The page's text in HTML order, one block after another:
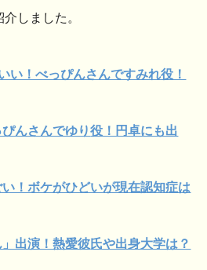
しました。
い！べっぴんさんですみれ役！
んさんでゆり役！円卓にも出
！ボケがひどいが現在認知症は
出演！熱愛彼氏や出身大学は？